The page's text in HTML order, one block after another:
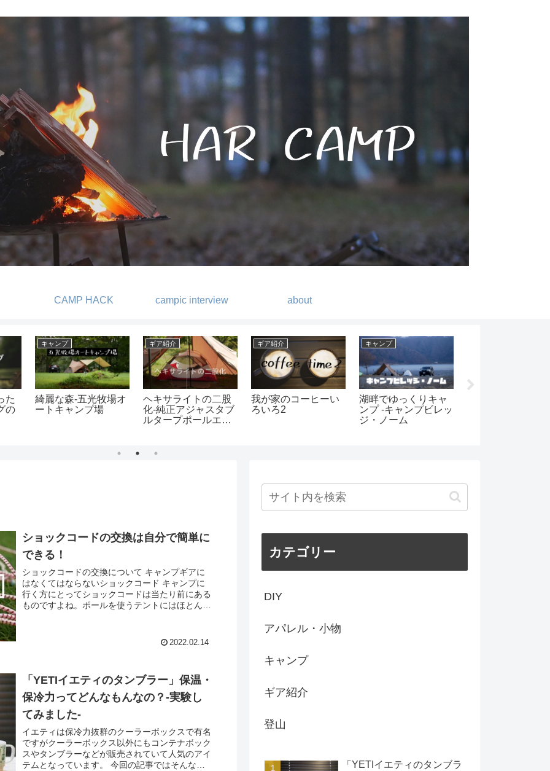
CAMP HACK campic interview about
っ
キャンプ
Retreatcamp-まほろ
ばに行ってきまし
ギア紹介
ソフトクーラー界最
強の保冷力と言えば
AOクーラーズ
キャンプ
1歳児とキャンプを楽
しむ
キャンプ
ショックコードの交
換は自分で簡単にで
きる！
ショックコードの交換は自分で簡単に
できる！
ショックコードの交換について キャンプギアに
はなくてはならないショックコード キャンプに
行く方にとってショックコードは当たり前にある
ものですよね。ポールを使うテントにはほとんど
2022.02.14
「YETIイエティのタンブラー」保温・
保冷力ってどんなもんなの？-実験し
てみました-
イエティは保冷力抜群のクーラーボックスで有名
ですがクーラーボックス以外にもコンテナボック
スやタンブラーなどが販売されていて人気のアイ
テムとなっています。 今回の記事ではそんなイ
カテゴリー
DIY
アパレル・小物
キャンプ
ギア紹介
登山
「YETIイエティのタンブラ